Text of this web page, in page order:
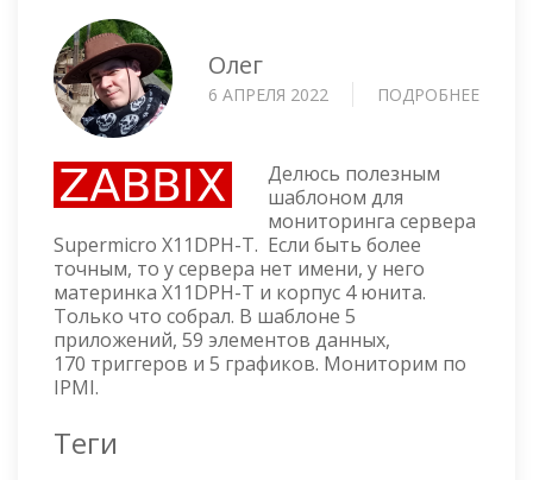
Олег
6 АПРЕЛЯ 2022 ПОДРОБНЕЕ
Делюсь полезным
шаблоном для
мониторинга сервера
Supermicro X11DPH-T. Если быть более
точным, то у сервера нет имени, у него
материнка X11DPH-T и корпус 4 юнита.
Только что собрал. В шаблоне 5
приложений, 59 элементов данных,
170 триггеров и 5 графиков. Мониторим по
IPMI.
Теги